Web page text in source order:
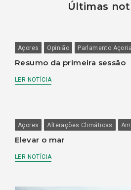
Últimas
Açores Opinião Parlamento
Resumo da primeira sessão
LER NOTÍCIA
Açores Alterações Climáticas
Elevar o mar
LER NOTÍCIA